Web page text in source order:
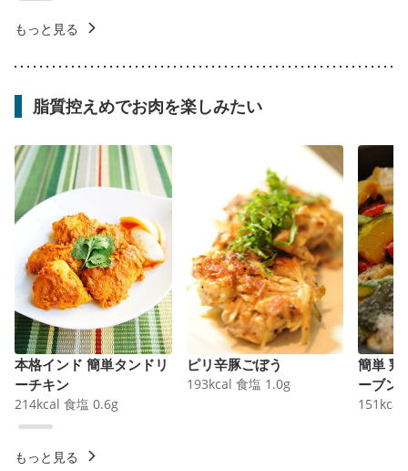
もっと見る
脂質控えめでお肉を楽しみたい
本格インド 簡単タンドリ
ーチキン
214kcal 食塩 0.6g
ピリ辛豚ごぼう
193kcal 食塩 1.0g
簡単 鶏
ーブン
151 kcal
もっと見る